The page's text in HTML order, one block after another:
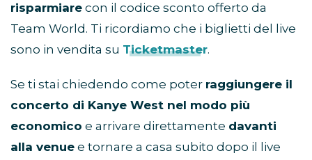
risparmiare con il codice sconto offerto da
Team World. Ti ricordiamo che i biglietti del live
sono in vendita su Ticketmaster.
Se ti stai chiedendo come poter raggiungere il
concerto di Kanye West nel modo più
economico e arrivare direttamente davanti
alla venue e tornare a casa subito dopo il live